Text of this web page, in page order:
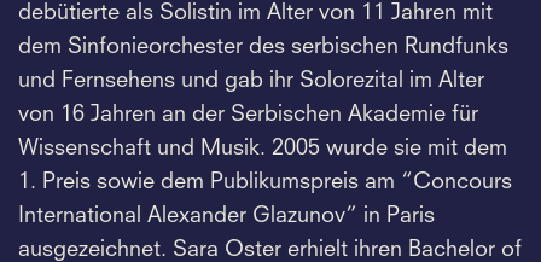
debütierte als Solistin im Alter von 11 Jahren mit
dem Sinfonieorchester des serbischen Rundfunks
und Fernsehens und gab ihr Solorezital im Alter
von 16 Jahren an der Serbischen Akademie für
Wissenschaft und Musik. 2005 wurde sie mit dem
1. Preis sowie dem Publikumspreis am “Concours
International Alexander Glazunov” in Paris
ausgezeichnet. Sara Oster erhielt ihren Bachelor of